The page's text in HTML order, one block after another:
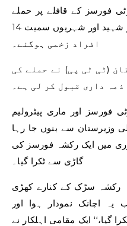
فورسز کے قافلے پر حملے
میں ایک سیکیورٹی فورسز اہلکار شہید اور شہریوں سمیت 14
افراد زخمی ہوگئے۔
(ٹی ٹی پی) نے حملے کی
ذمہ داری قبول کر لی ہے۔
فورسز اور ماری پیٹرولیم
وزیرستان سے بنوں جا رہا
میں ایک رکشہ فورسز کی
گاڑی سے ٹکرا گیا۔
رکشہ سڑک کے کنارے کھڑی
یہ اچانک نمودار ہوا اور
ایک مقامی اہلکار نے